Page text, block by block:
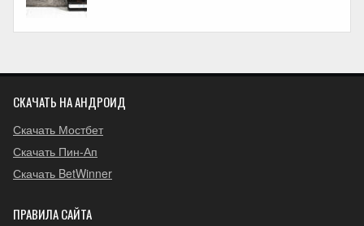
СКАЧАТЬ НА АНДРОИД
Скачать Мостбет
Скачать Пин-Ап
Скачать BetWinner
ПРАВИЛА САЙТА